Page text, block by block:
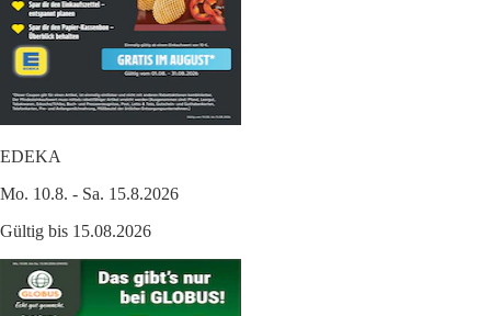
EDEKA
Mo. 10.8. - Sa. 15.8.2026
Gültig bis 15.08.2026